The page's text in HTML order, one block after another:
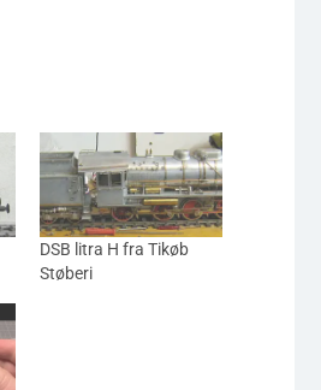
DSB litra H fra Tikøb
Støberi